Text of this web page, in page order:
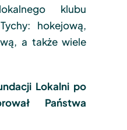
klubu
hokejową,
a także wiele
Lokalni po
Państwa